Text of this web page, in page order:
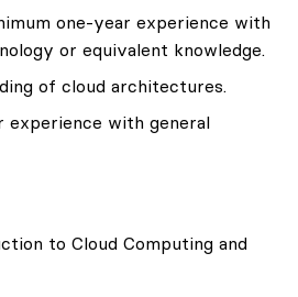
best practices viewpoint.
compliance is viewed and dealt
needed to pass the exam.
Certified Cloud Security Officer
one-year experience with
or equivalent knowledge.
of cloud architectures.
experience with general
to Cloud Computing and